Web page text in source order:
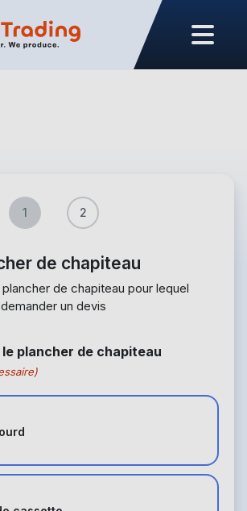
1 2
de chapiteau
de chapiteau pour lequel
un devis
plancher de chapiteau